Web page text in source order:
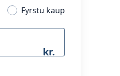
Fyrstu kaup
kr.